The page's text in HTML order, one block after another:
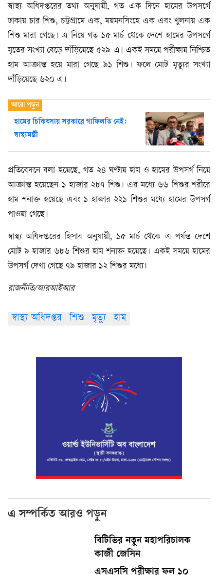
স্বাস্থ্য অধিদপ্তরের তথ্য অনুযায়ী, গত এক দিনে হামের উপসর্গে
ঢাকায় চার শিশু, চট্টগ্রামে এক, ময়মনসিংহে এক এবং খুলনায় এক
শিশু মারা গেছে। এ নিয়ে গত ১৫ মার্চ থেকে দেশে হামের উপসর্গে
মৃতের সংখ্যা বেড়ে দাঁড়িয়েছে ৫২৯ এ। একই সময়ে পরীক্ষায় নিশ্চিত
হাম আক্রান্ত হয়ে মারা গেছে ৯১ শিশু। ফলে মোট মৃত্যুর সংখ্যা
দাঁড়িয়েছে ৬২০ এ।
হামের চিকিৎসায় সরকারে গাফিলতি নেই:
স্বাস্থ্যমন্ত্রী
প্রতিবেদনে বলা হয়েছে, গত ২৪ ঘণ্টায় হাম ও হামের উপসর্গ নিয়ে
আক্রান্ত হয়েছেন ১ হাজার ২৮৭ শিশু। এর মধ্যে ৬৬ শিশুর শরীরে
হাম শনাক্ত হয়েছে এবং ১ হাজার ২২১ শিশুর মধ্যে হামের উপসর্গ
পাওয়া গেছে।
স্বাস্থ্য অধিদপ্তরের হিসাব অনুযায়ী, ১৫ মার্চ থেকে এ পর্যন্ত দেশে
মোট ৯ হাজার ৬৮৬ শিশুর হাম শনাক্ত হয়েছে। একই সময়ে হামের
উপসর্গ দেখা গেছে ৭৯ হাজার ১২ শিশুর মধ্যে।
রাজনীতি/আরআইআর
স্বাস্থ্য-অধিদপ্তর শিশু মৃত্যু হাম
এ সম্পর্কিত আরও পড়ুন
বিটিভির নতুন মহাপরিচালক
কাজী জেসিন
এসএসসি পরীক্ষার ফল ১০